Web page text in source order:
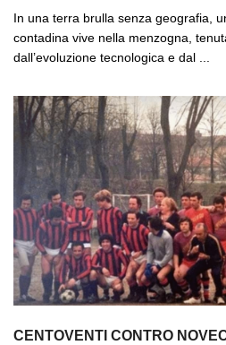
In una terra brulla senza geografia,
contadina vive nella menzogna,
dall’evoluzione tecnologica e dal ...
CENTOVENTI CONTRO